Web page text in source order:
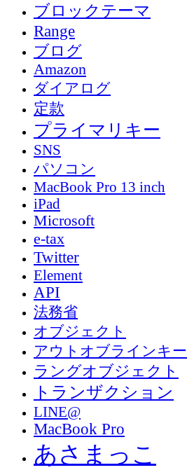
ブロックテーマ
Range
ブログ
Amazon
ダイアログ
定款
プライマリキー
SNS
パソコン
MacBook Pro 13 inch
iPad
Microsoft
e-tax
Twitter
Element
API
法務省
オブジェクト
アウトオブラインキー
ラングオブジェクト
トランザクション
LINE@
MacBook Pro
あさまっこ